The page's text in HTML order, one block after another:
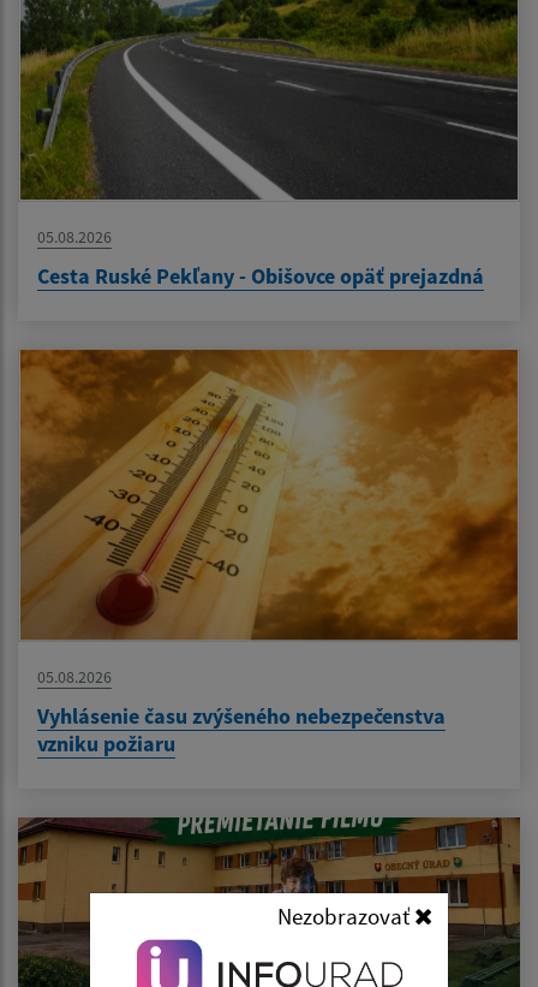
Nezobrazovať
05.08.2026
Cesta Ruské Pekľany - Obišovce opäť prejazdná
05.08.2026
Vyhlásenie času zvýšeného nebezpečenstva
vzniku požiaru